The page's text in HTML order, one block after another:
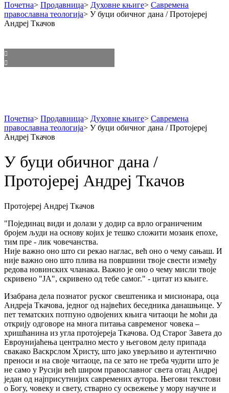
Почетна> Продавница> Духовне књиге> Савремена
православна теологија> У буци обичног дана / Протојереј
Андреј Ткачов
Почетна> Продавница> Духовне књиге> Савремена
православна теологија> У буци обичног дана / Протојереј
Андреј Ткачов
У буци обичног дана /
Протојереј Андреј Ткачов
Протојереј Андреј Ткачов
"Појединац види и долази у додир са врло ограниченим
бројем људи на основу којих је тешко сложити мозаик епохе,
тим пре - лик човечанства.
Није важно оно што си рекао наглас, већ оно о чему сањаш. И
није важно оно што плива на површини твоје свести између
редова новинских чланака. Важно је оно о чему мисли твоје
скривено "ЈА", скривено од тебе самог." - цитат из књиге.
Изабрана дела познатог руског свештеника и мисионара, оца
Андреја Ткачова, једног од највећих беседника данашњице. У
пет тематских потпуно одвојених књига читаоци ће моћи да
открију одговоре на многа питања савременог човека –
хришћанина из угла протојереја Ткачова. Од Старог Завета до
Евроунијаћења централно место у његовом делу припада
свакако Васкрслом Христу, што јако уверљиво и аутентично
преноси и на своје читаоце, па се зато не треба чудити што је
не само у Русији већ широм православног света отац Андреј
један од најприсутнијих савремених аутора. Његови текстови
о Богу, човеку и свету, стварно су освежење у мору научне и